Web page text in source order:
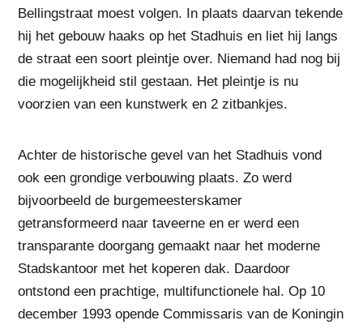
Bellingstraat moest volgen. In plaats daarvan tekende
hij het gebouw haaks op het Stadhuis en liet hij langs
de straat een soort pleintje over. Niemand had nog bij
die mogelijkheid stil gestaan. Het pleintje is nu
voorzien van een kunstwerk en 2 zitbankjes.
Achter de historische gevel van het Stadhuis vond
ook een grondige verbouwing plaats. Zo werd
bijvoorbeeld de burgemeesterskamer
getransformeerd naar taveerne en er werd een
transparante doorgang gemaakt naar het moderne
Stadskantoor met het koperen dak. Daardoor
ontstond een prachtige, multifunctionele hal. Op 10
december 1993 opende Commissaris van de Koningin